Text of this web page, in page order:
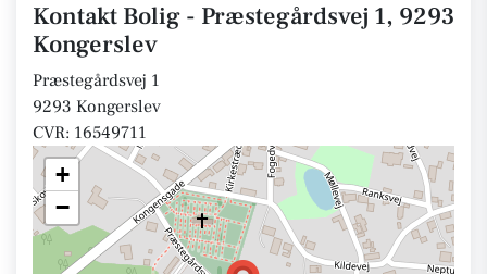
Kontakt Bolig - Præstegårdsvej 1, 9293
Kongerslev
Præstegårdsvej 1
9293 Kongerslev
CVR: 16549711
+
−